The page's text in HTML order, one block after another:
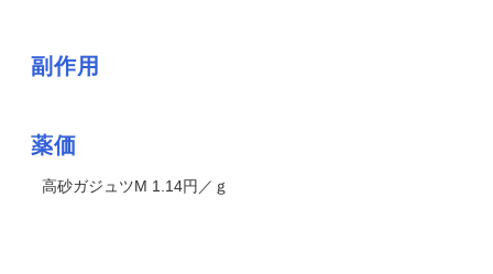
副作用
薬価
高砂ガジュツM 1.14円／ｇ